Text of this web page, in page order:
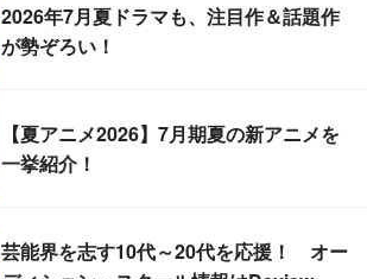
2026年7月夏ドラマも、注目作＆話題作
が勢ぞろい！
【夏アニメ2026】7月期夏の新アニメを
一挙紹介！
芸能界を志す10代～20代を応援！ オー